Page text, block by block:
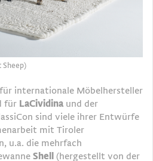
Sheep)
internationale Möbelhersteller
für LaCividina und der
sind viele ihrer Entwürfe
mit Tiroler
u.a. die mehrfach
Shell (hergestellt von der